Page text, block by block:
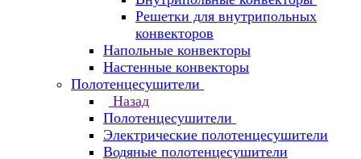
Решетки для внутрипольных
конвекторов
Напольные конвекторы
Настенные конвекторы
Полотенцесушители
Назад
Полотенцесушители
Электрические полотенцесушители
Водяные полотенцесушители